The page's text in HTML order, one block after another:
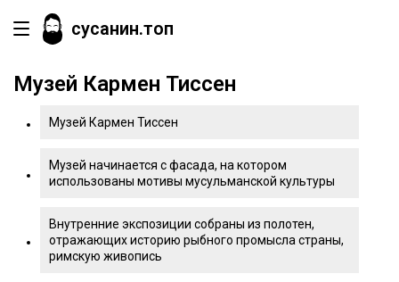
сусанин.топ
Музей Кармен Тиссен
Музей Кармен Тиссен
Музей начинается с фасада, на котором
использованы мотивы мусульманской культуры
Внутренние экспозиции собраны из полотен,
отражающих историю рыбного промысла страны,
римскую живопись